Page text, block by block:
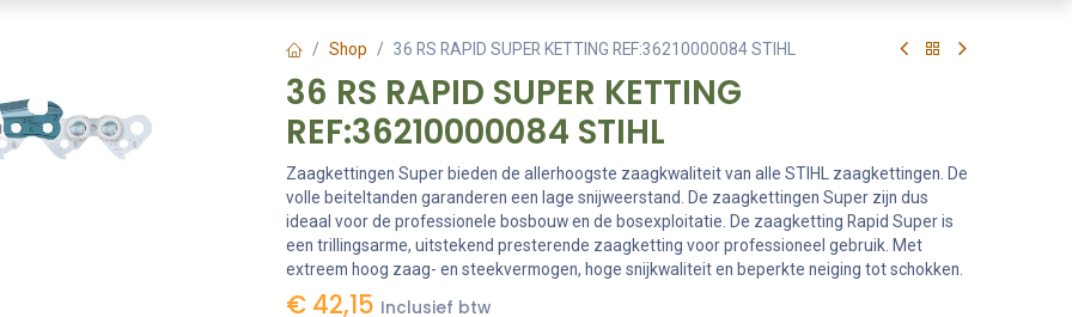
Shop 36 RS RAPID SUPER KETTING REF:36210000084 STIHL
36 RS RAPID SUPER KETTING
REF:36210000084 STIHL
Zaagkettingen Super bieden de allerhoogste zaagkwaliteit van alle STIHL zaagkettingen. De
volle beiteltanden garanderen een lage snijweerstand. De zaagkettingen Super zijn dus
ideaal voor de professionele bosbouw en de bosexploitatie. De zaagketting Rapid Super is
een trillingsarme, uitstekend presterende zaagketting voor professioneel gebruik. Met
extreem hoog zaag- en steekvermogen, hoge snijkwaliteit en beperkte neiging tot schokken.
€ 42,15 Inclusief btw